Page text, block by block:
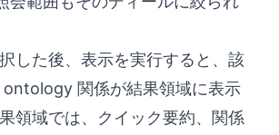
した後、表示を実行すると、該
ontology 関係が結果領域に表示
領域では、クイック要約、関係